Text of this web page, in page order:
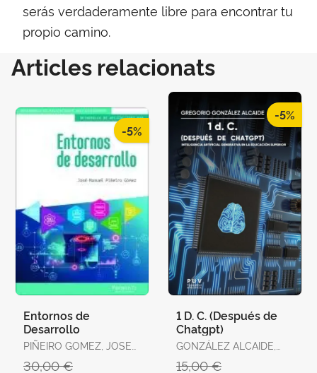
serás verdaderamente libre para encontrar tu
propio camino.
Articles relacionats
-5%
Entornos de
Desarrollo
PIÑEIRO GOMEZ, JOSE
30,00 €
-5%
1 D. C. (Después de
Chatgpt)
GONZÁLEZ ALCAIDE,
15,00 €